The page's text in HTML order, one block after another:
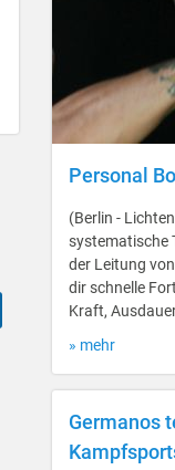
Personal
(Berlin -
systematische
der Leitung
dir schnelle
Kraft,
» mehr
Germanos